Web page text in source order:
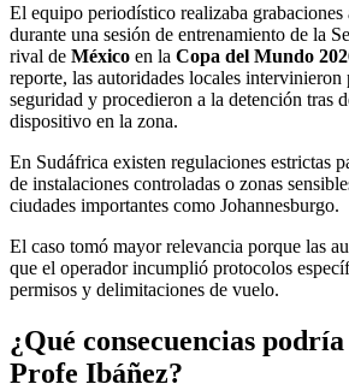
El equipo periodístico realizaba grabaciones
durante una sesión de entrenamiento de la
rival de México en la Copa del Mundo
reporte, las autoridades locales
seguridad y procedieron a la detención tras
dispositivo en la zona.
En Sudáfrica existen regulaciones estrictas
de instalaciones controladas o zonas
ciudades importantes como Johannesburgo.
El caso tomó mayor relevancia porque las
que el operador incumplió protocolos
permisos y delimitaciones de vuelo.
¿Qué consecuencias
Profe Ibáñez?